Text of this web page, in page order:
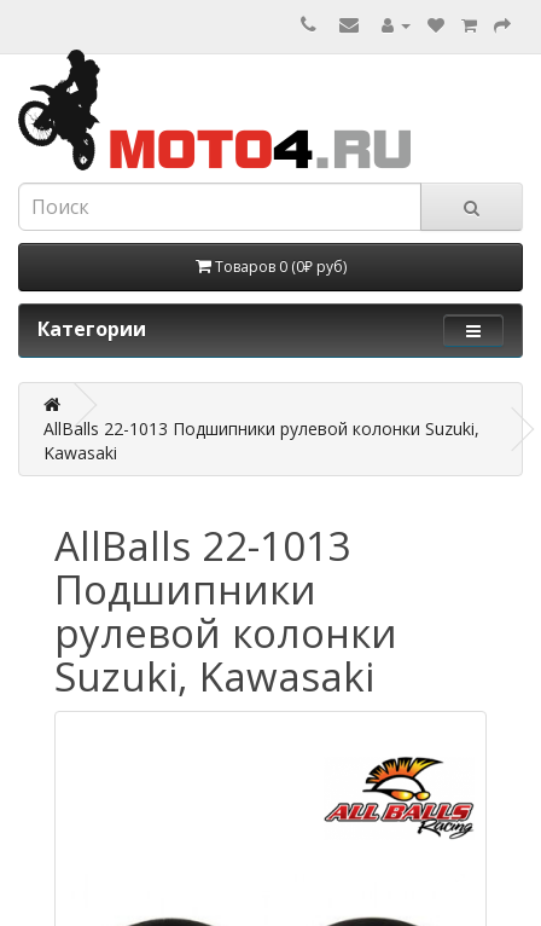
Товаров 0 (0₽ руб)
Категории
AllBalls 22-1013 Подшипники рулевой колонки Suzuki,
Kawasaki
AllBalls 22-1013
Подшипники
рулевой колонки
Suzuki, Kawasaki